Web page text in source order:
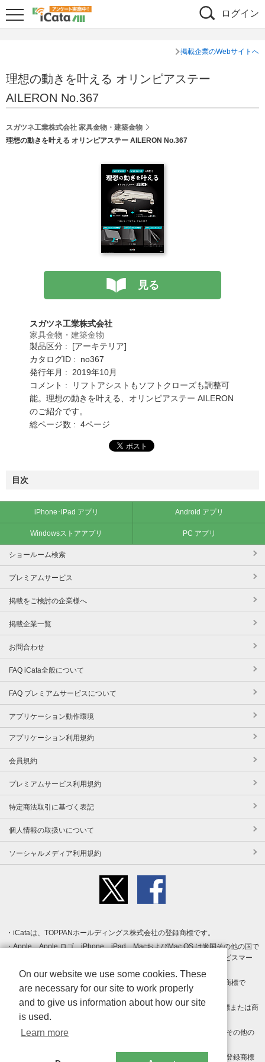
ログイン
掲載企業のWebサイトへ
理想の動きを叶える オリンピアステー
AILERON No.367
スガツネ工業株式会社 家具金物・建築金物
理想の動きを叶える オリンピアステー AILERON No.367
見る
スガツネ工業株式会社
家具金物・建築金物
製品区分 : [アーキテリア]
カタログID : no367
発行年月 : 2019年10月
コメント : リフトアシストもソフトクローズも調整可
能。理想の動きを叶える、オリンピアステー AILERON
のご紹介です。
総ページ数 : 4ページ
目次
iPhone･iPad アプリ Android アプリ
Windowsストアアプリ PC アプリ
ショールーム検索
プレミアムサービス
掲載をご検討の企業様へ
掲載企業一覧
お問合わせ
FAQ iCata全般について
FAQ プレミアムサービスについて
アプリケーション動作環境
アプリケーション利用規約
会員規約
プレミアムサービス利用規約
特定商法取引に基づく表記
個人情報の取扱いについて
ソーシャルメディア利用規約
iCataは、TOPPANホールディングス株式会社の登録商標です。
Apple、Apple ロゴ、iPhone、iPad、MacおよびMac OS は米国その他の国で
登録された Apple Inc. の商標です。App Store は Apple Inc. のサービスマー
クです。
Android、Google Play および Google Play ロゴ は Google LLC の商標で
す。
Windows は Microsoft Inc.の米国およびその他の国における登録商標または商
標です。
Adobe、Adobe Reader、Adobe PDF は、Adobe Inc.の米国およびその他の
その他、記載されている会社名、商品名、ロゴは各社の商標または登録商標
On our website we use some cookies. These
are necessary for our site to work properly
and to give us information about how our site
is used.
Learn more